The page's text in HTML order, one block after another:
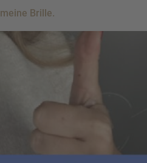
Brille.